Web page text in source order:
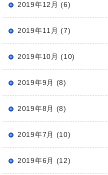
2019年12月 (6)
2019年11月 (7)
2019年10月 (10)
2019年9月 (8)
2019年8月 (8)
2019年7月 (10)
2019年6月 (12)